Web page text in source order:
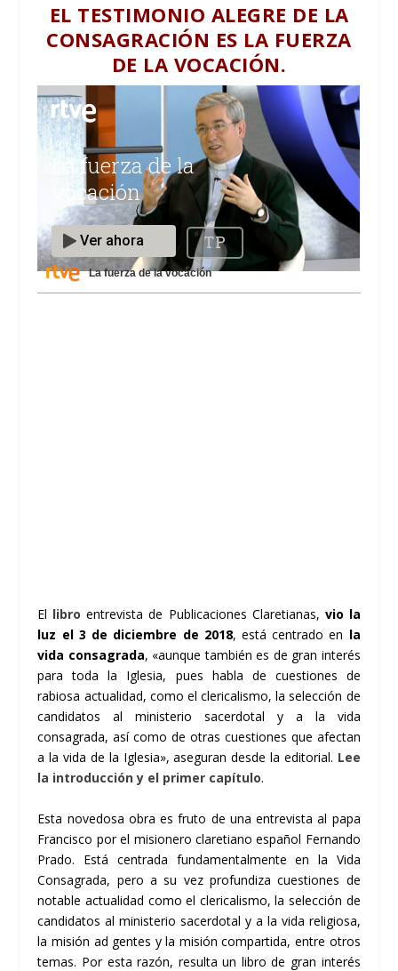
EL TESTIMONIO ALEGRE DE LA
CONSAGRACIÓN ES LA FUERZA
DE LA VOCACIÓN.
La fuerza de la vocación
El libro entrevista de Publicaciones Claretianas, vio la
luz el 3 de diciembre de 2018, está centrado en la
vida consagrada, «aunque también es de gran interés
para toda la Iglesia, pues habla de cuestiones de
rabiosa actualidad, como el clericalismo, la selección de
candidatos al ministerio sacerdotal y a la vida
consagrada, así como de otras cuestiones que afectan
a la vida de la Iglesia», aseguran desde la editorial. Lee
la introducción y el primer capítulo.
Esta novedosa obra es fruto de una entrevista al papa
Francisco por el misionero claretiano español Fernando
Prado. Está centrada fundamentalmente en la Vida
Consagrada, pero a su vez profundiza cuestiones de
notable actualidad como el clericalismo, la selección de
candidatos al ministerio sacerdotal y a la vida religiosa,
la misión ad gentes y la misión compartida, entre otros
temas. Por esta razón, resulta un libro de gran interés